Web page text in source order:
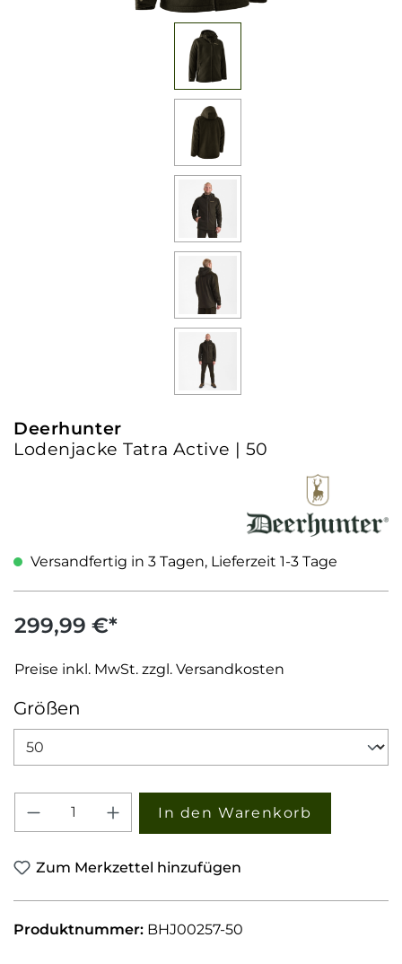
Deerhunter
Lodenjacke Tatra Active | 50
299,99 €*
Preise inkl. MwSt. zzgl. Versandkosten
Versandfertig in 3 Tagen, Lieferzeit 1-3 Tage
Größen
Produkt Anzahl: Gib den
In den Warenkorb
Zum Merkzettel hinzufügen
Produktnummer: BHJ00257-50